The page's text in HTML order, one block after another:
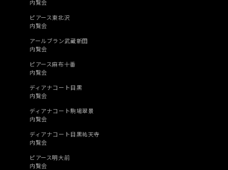
内覧会
ピアース東北沢
内覧会
アールブラン武蔵新田
内覧会
ピアース麻布十番
内覧会
ディアナコート目黒
内覧会
ディアナコート駒場翠景
内覧会
ディアナコート目黒祐天寺
内覧会
ピアース明大前
内覧会